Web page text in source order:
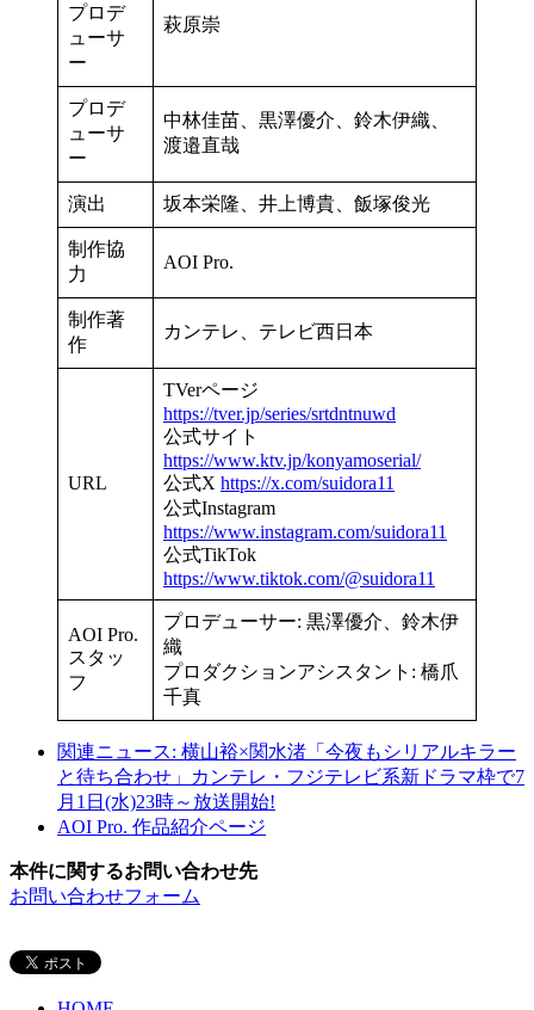
プロデ
ューサ
ー
萩原崇
プロデ
ューサ
ー
中林佳苗、黒澤優介、鈴木伊織、
渡邉直哉
演出 坂本栄隆、井上博貴、飯塚俊光
制作協
力
AOI Pro.
制作著
作
カンテレ、テレビ西日本
URL
TVerページ
https://tver.jp/series/srtdntnuwd
公式サイト
https://www.ktv.jp/konyamoserial/
公式X https://x.com/suidora11
公式Instagram
https://www.instagram.com/suidora11
公式TikTok
https://www.tiktok.com/@suidora11
AOI Pro.
スタッ
フ
プロデューサー: 黒澤優介、鈴木伊
織
プロダクションアシスタント: 橋爪
千真
関連ニュース: 横山裕×関水渚「今夜もシリアルキラー
と待ち合わせ」カンテレ・フジテレビ系新ドラマ枠で7
月1日(水)23時～放送開始!
AOI Pro. 作品紹介ページ
本件に関するお問い合わせ先
お問い合わせフォーム